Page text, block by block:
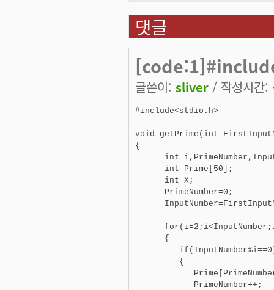
댓글
글쓴이: sliver / 작성시간
#include<stdio.h>
void getPrime(int
{
int
      int Prime[50];
      int X;
      PrimeNumber=0;
      {
         {
            PrimeNumber++;